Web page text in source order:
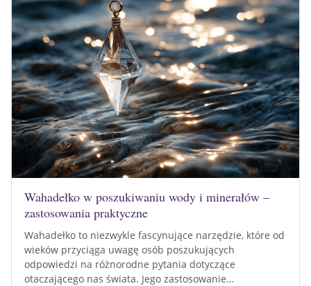
Wahadełko w poszukiwaniu wody i minerałów –
zastosowania praktyczne
Wahadełko to niezwykle fascynujące narzędzie, które od
wieków przyciąga uwagę osób poszukujących
odpowiedzi na różnorodne pytania dotyczące
otaczającego nas świata. Jego zastosowanie…